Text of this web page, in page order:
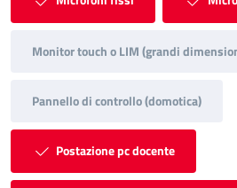
Monitor touch o LIM (grandi
Pannello di controllo (domotica)
Postazione pc docente